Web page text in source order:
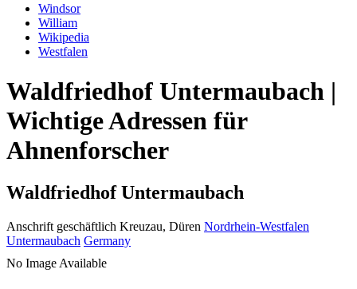
Windsor
William
Wikipedia
Westfalen
Waldfriedhof Untermaubach |
Wichtige Adressen für
Ahnenforscher
Waldfriedhof Untermaubach
Anschrift geschäftlich Kreuzau, Düren Nordrhein-Westfalen
Untermaubach Germany
No Image Available